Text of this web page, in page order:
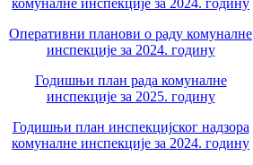
комуналне инспекције за 2024. годину
Оперативни планови о раду комуналне
инспекције за 2024. годину
Годишњи план рада комуналне
инспекције за 2025. годину
Годишњи план инспекцијског надзора
комуналне инспекције за 2024. годину